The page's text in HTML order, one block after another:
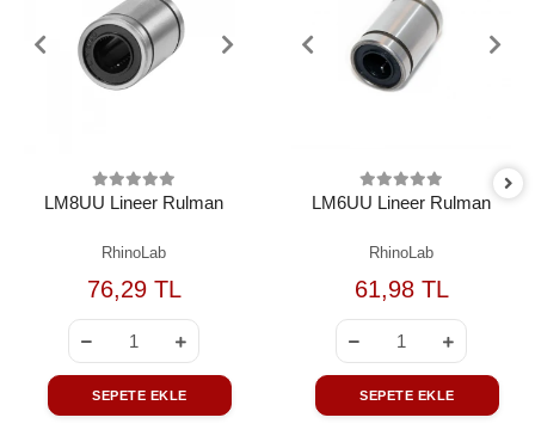
LM8UU Lineer Rulman
RhinoLab
76,29 TL
SEPETE EKLE
LM6UU Lineer Rulman
RhinoLab
61,98 TL
SEPETE EKLE